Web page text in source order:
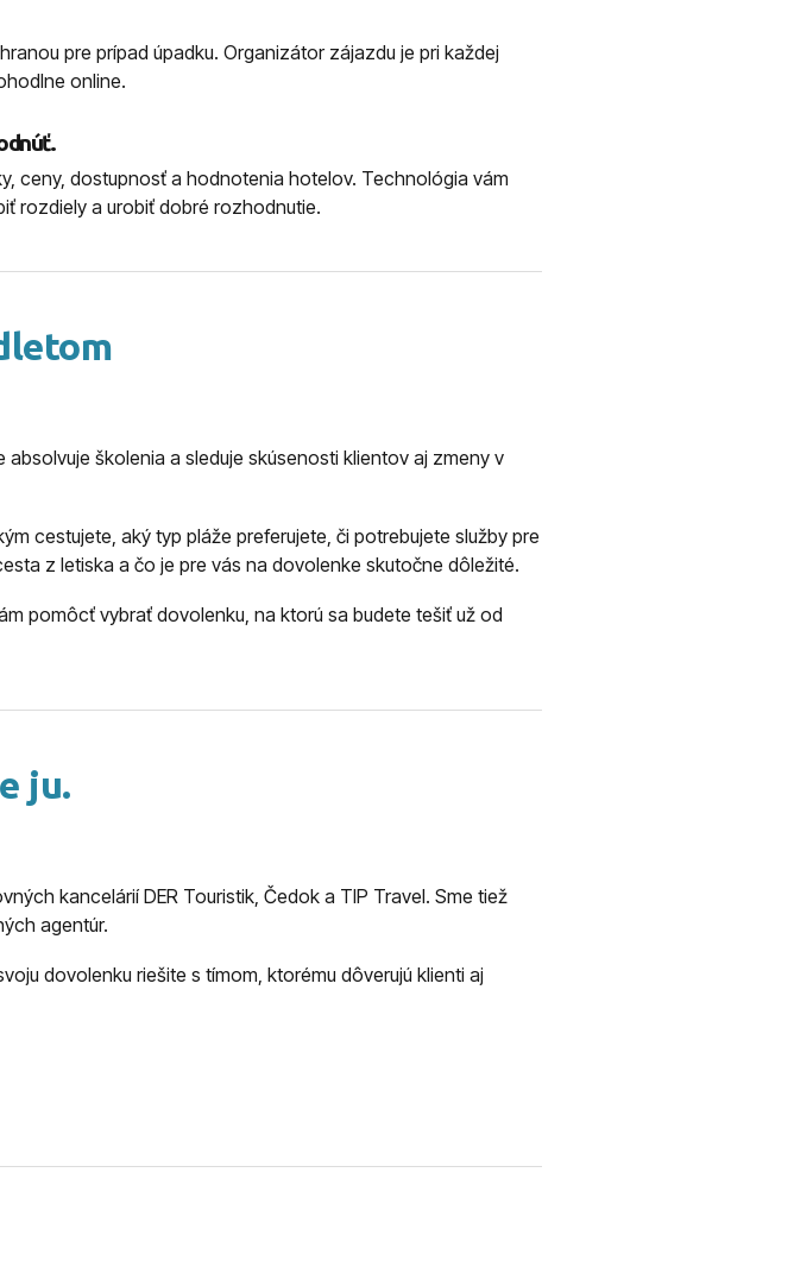
pre prípad úpadku. Organizátor zájazdu je pri každej
online.
ceny, dostupnosť a hodnotenia hotelov. Technológia vám
rozdiely a urobiť dobré rozhodnutie.
školenia a sleduje skúsenosti klientov aj zmeny v
cestujete, aký typ pláže preferujete, či potrebujete služby pre
z letiska a čo je pre vás na dovolenke skutočne dôležité.
pomôcť vybrať dovolenku, na ktorú sa budete tešiť už od
ju.
kancelárií DER Touristik, Čedok a TIP Travel. Sme tiež
agentúr.
dovolenku riešite s tímom, ktorému dôverujú klienti aj